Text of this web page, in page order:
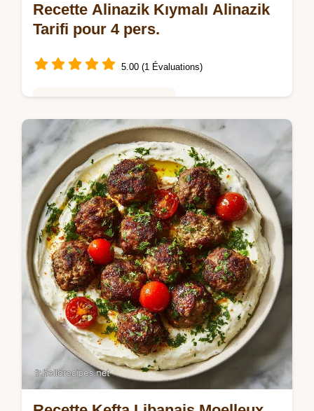
Recette Alinazik Kıymalı Alinazik
Tarifi pour 4 pers.
5.00 (1 Évaluations)
Maîtrisez la Recette Alinazik Kıymalı
Alinazik Tarifi avec notre guide détaillé.
Inclut un guide de synchronisation étape par
étape et une liste des erreurs…